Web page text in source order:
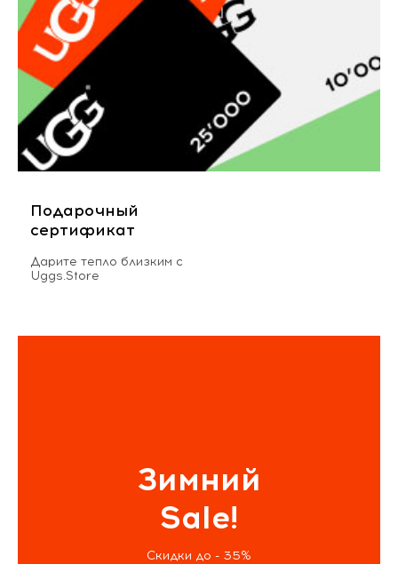
Подарочный
сертификат
Дарите тепло близким с
Uggs.Store
Зимний
Sale!
Скидки до - 35%